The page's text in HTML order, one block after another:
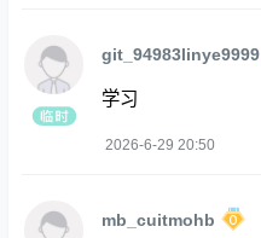
git_94983linye9999
学习
2026-6-29 20:50
mb_cuitmohb